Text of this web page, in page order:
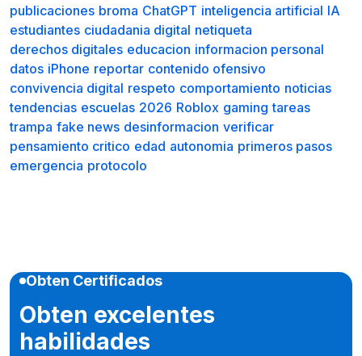
publicaciones broma ChatGPT inteligencia artificial IA
estudiantes ciudadania digital netiqueta
derechos digitales educacion informacion personal
datos iPhone reportar contenido ofensivo
convivencia digital respeto comportamiento noticias
tendencias escuelas 2026 Roblox gaming tareas
trampa fake news desinformacion verificar
pensamiento critico edad autonomia primeros pasos
emergencia protocolo
Obten Certificados
Obten excelentes
habilidades